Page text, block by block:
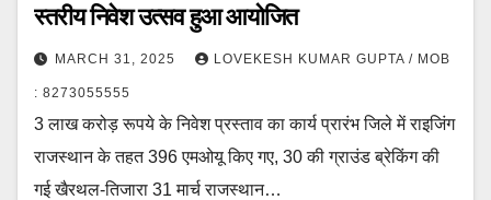
स्तरीय निवेश उत्सव हुआ आयोजित
MARCH 31, 2025 LOVEKESH KUMAR GUPTA / MOB
: 8273055555
3 लाख करोड़ रूपये के निवेश प्रस्ताव का कार्य प्रारंभ जिले में राइजिंग
राजस्थान के तहत 396 एमओयू किए गए, 30 की ग्राउंड ब्रेकिंग की
गई खैरथल-तिजारा 31 मार्च राजस्थान…